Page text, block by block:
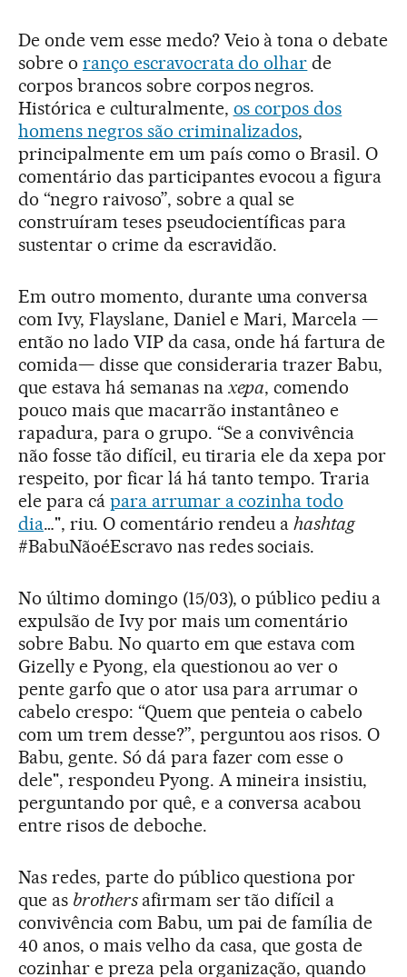
De onde vem esse medo? Veio à tona o debate
sobre o ranço escravocrata do olhar de
corpos brancos sobre corpos negros.
Histórica e culturalmente, os corpos dos
homens negros são criminalizados,
principalmente em um país como o Brasil. O
comentário das participantes evocou a figura
do “negro raivoso”, sobre a qual se
construíram teses pseudocientíficas para
sustentar o crime da escravidão.
Em outro momento, durante uma conversa
com Ivy, Flayslane, Daniel e Mari, Marcela —
então no lado VIP da casa, onde há fartura de
comida— disse que consideraria trazer Babu,
que estava há semanas na xepa, comendo
pouco mais que macarrão instantâneo e
rapadura, para o grupo. “Se a convivência
não fosse tão difícil, eu tiraria ele da xepa por
respeito, por ficar lá há tanto tempo. Traria
ele para cá para arrumar a cozinha todo
dia…", riu. O comentário rendeu ahashtag
#BabuNãoéEscravo nas redes sociais.
No último domingo (15/03), o público pediu a
expulsão de Ivy por mais um comentário
sobre Babu. No quarto em que estava com
Gizelly e Pyong, ela questionou ao ver o
pente garfo que o ator usa para arrumar o
cabelo crespo: “Quem que penteia o cabelo
com um trem desse?”, perguntou aos risos. O
Babu, gente. Só dá para fazer com esse o
dele", respondeu Pyong. A mineira insistiu,
perguntando por quê, e a conversa acabou
entre risos de deboche.
Nas redes, parte do público questiona por
que as brothers afirmam ser tão difícil a
convivência com Babu, um pai de família de
40 anos, o mais velho da casa, que gosta de
cozinhar e preza pela organização, quando